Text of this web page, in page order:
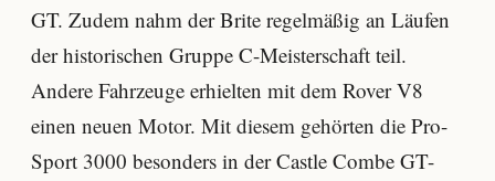
GT. Zudem nahm der Brite regelmäßig an Läufen
der historischen Gruppe C-Meisterschaft teil.
Andere Fahrzeuge erhielten mit dem Rover V8
einen neuen Motor. Mit diesem gehörten die Pro-
Sport 3000 besonders in der Castle Combe GT-